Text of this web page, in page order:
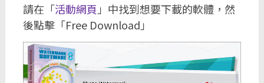
請在「活動網頁 」中找到想要下載的軟體，然
後點擊「Free Download」